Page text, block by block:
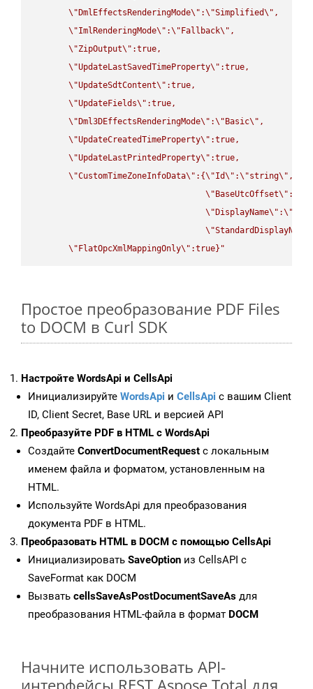
\" DmlEffectsRenderingMode\" :\"Simplified\" ,
\"ImlRenderingMode\" :\" Fallback\" ,
\"ZipOutput\" :true,
\"UpdateLastSavedTimeProperty\" :true,
\"UpdateSdtContent\" :true,
\"UpdateFields\" :true,
\" Dml3DEffectsRenderingMode\" :\" Basic\" ,
\"UpdateCreatedTimeProperty\" :true,
\"UpdateLastPrintedProperty\" :true,
\"CustomTimeZoneInfoData\" :{\"Id\" :\"string\" ,
\" BaseUtcOffset\" :
\" DisplayName\" :\"
\"StandardDisplayName
\" FlatOpcXmlMappingOnly\" :true}"
Простое преобразование PDF Files
to DOCM в Curl SDK
Настройте WordsApi и CellsApi
Инициализируйте WordsApi и CellsApi с вашим Client
ID, Client Secret, Base URL и версией API
Преобразуйте PDF в HTML с WordsApi
Создайте ConvertDocumentRequest с локальным
именем файла и форматом, установленным на
HTML.
Используйте WordsApi для преобразования
документа PDF в HTML.
Преобразовать HTML в DOCM с помощью CellsApi
Инициализировать SaveOption из CellsAPI с
SaveFormat как DOCM
Вызвать cellsSaveAsPostDocumentSaveAs для
преобразования HTML-файла в формат DOCM
Начните использовать API-